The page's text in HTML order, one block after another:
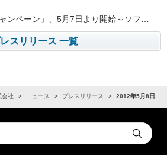
ンペーン」、5月7日より開始～ソフ…
スリリース 一覧
会社 ニュース プレスリリース 2012年5月8日
Submit